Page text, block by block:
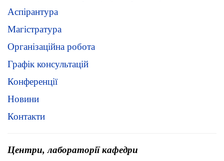
Аспірантура
Магістратура
Організаційна робота
Графік консультацій
Конференції
Новини
Контакти
Центри, лабораторії кафедри